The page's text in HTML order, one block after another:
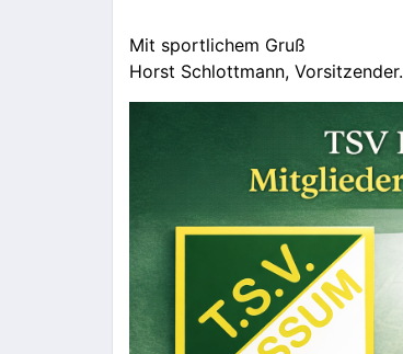
Mit sportlichem Gruß
Horst Schlottmann, Vorsitzender.